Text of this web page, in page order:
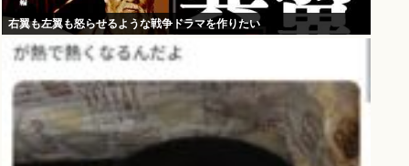
右翼も左翼も怒らせるような戦争ドラマを作りたい